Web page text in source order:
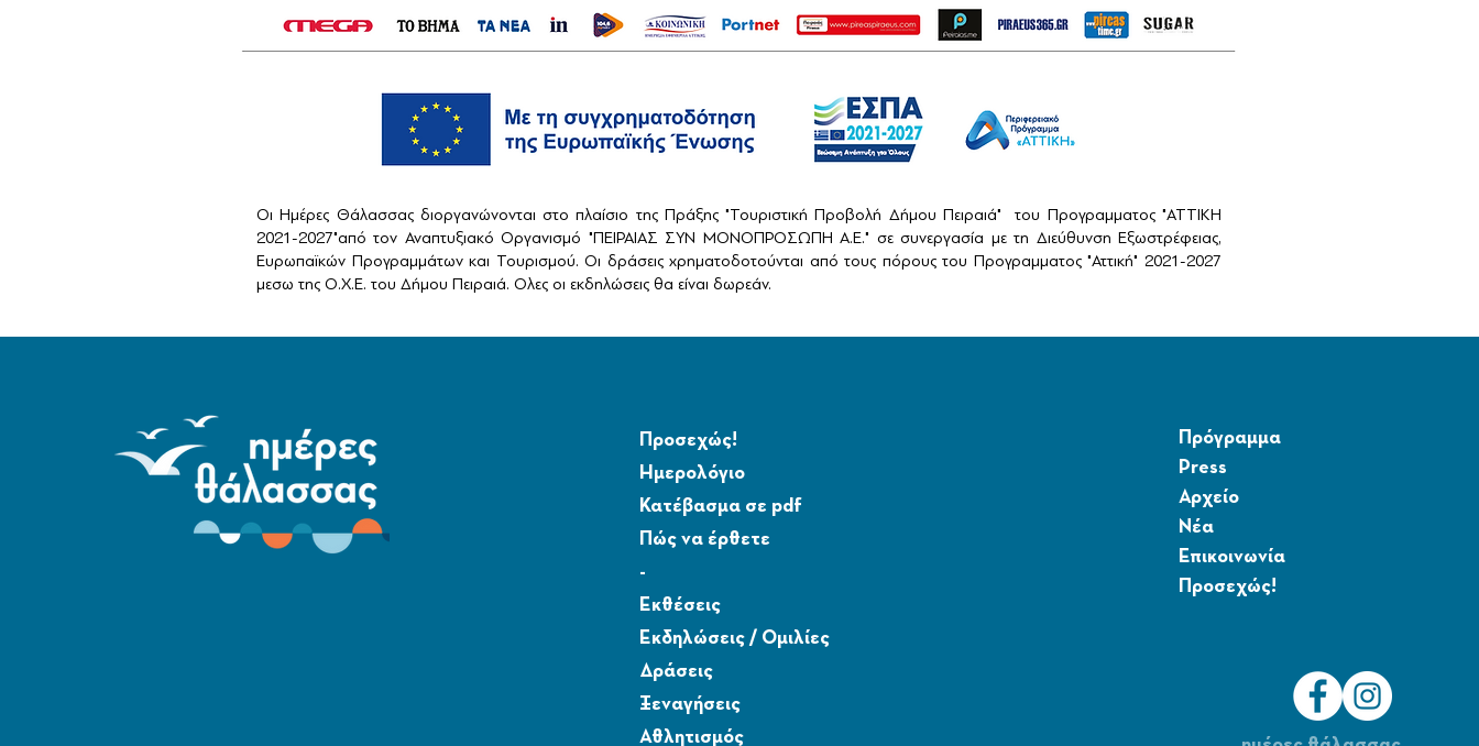
Οι Ημέρες Θάλασσας διοργανώνονται στο πλαίσιο της Πράξης "Τουριστική Προβολή Δήμου Πειραιά" του Προγραμματος "ΑΤΤΙΚΗ
2021-2027"από τον Αναπτυξιακό Οργανισμό "ΠΕΙΡΑΙΑΣ ΣΥΝ ΜΟΝΟΠΡΟΣΩΠΗ Α.Ε." σε συνεργασία με τη Διεύθυνση Εξωστρέφειας,
Ευρωπαϊκών Προγραμμάτων και Τουρισμού. Οι δράσεις χρηματοδοτούνται από τους πόρους του Προγραμματος "Αττική" 2021-2027
μεσω της Ο.Χ.Ε. του Δήμου Πειραιά. Ολες οι εκδηλώσεις θα είναι δωρεάν.
Προσεχώς!
Ημερολόγιο
Κατέβασμα σε pdf
Πώς να έρθετε
-
Εκθέσεις
Εκδηλώσεις / Ομιλίες
Δράσεις
Ξεναγήσεις
Αθλητισμός
Πρόγραμμα
Press
Αρχείο
Νέα
Επικοινωνία
Προσεχώς!